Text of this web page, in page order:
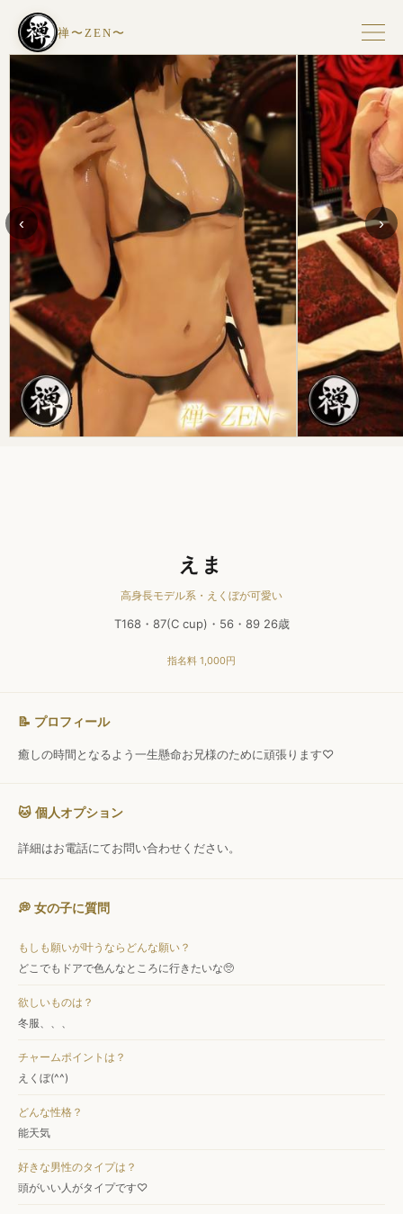
禅〜ZEN〜
‹ ›
えま
高身長モデル系・えくぼが可愛い
T168・87(C cup)・56・89 26歳
指名料 1,000円
📝 プロフィール
癒しの時間となるよう一生懸命お兄様のために頑張ります♡
🐱 個人オプション
詳細はお電話にてお問い合わせください。
💭 女の子に質問
もしも願いが叶うならどんな願い？
どこでもドアで色んなところに行きたいな🥺
欲しいものは？
冬服、、、
チャームポイントは？
えくぼ(^^)
どんな性格？
能天気
好きな男性のタイプは？
頭がいい人がタイプです♡